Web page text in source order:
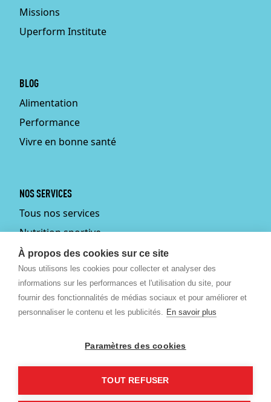
À propos des cookies sur ce site
Nous utilisons les cookies pour collecter et analyser des
informations sur les performances et l'utilisation du site, pour
fournir des fonctionnalités de médias sociaux et pour améliorer et
personnaliser le contenu et les publicités. En savoir plus
Paramètres des cookies
TOUT REFUSER
Missions
Uperform Institute
BLOG
Alimentation
Performance
Vivre en bonne santé
NOS SERVICES
Tous nos services
Nutrition sportive
Personal training
Fitmums
Médecin du sport
Podologie
Massages bien-être et
sportif
©2026 Revitalize SPRL.Créé par Artimon Digital